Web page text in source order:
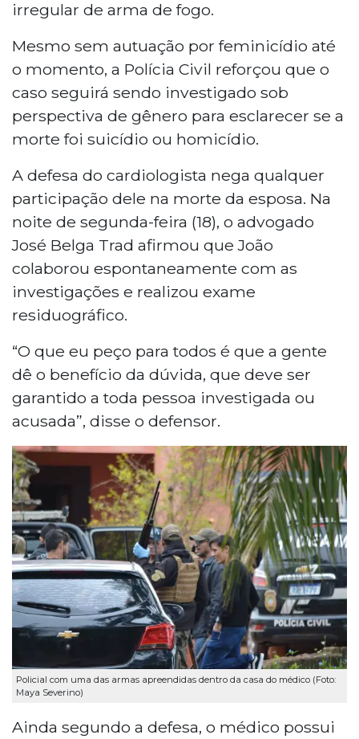
irregular de arma de fogo.
Mesmo sem autuação por feminicídio até
o momento, a Polícia Civil reforçou que o
caso seguirá sendo investigado sob
perspectiva de gênero para esclarecer se a
morte foi suicídio ou homicídio.
A defesa do cardiologista nega qualquer
participação dele na morte da esposa. Na
noite de segunda-feira (18), o advogado
José Belga Trad afirmou que João
colaborou espontaneamente com as
investigações e realizou exame
residuográfico.
“O que eu peço para todos é que a gente
dê o benefício da dúvida, que deve ser
garantido a toda pessoa investigada ou
acusada”, disse o defensor.
Policial com uma das armas apreendidas dentro da casa do médico (Foto:
Maya Severino)
Ainda segundo a defesa, o médico possui